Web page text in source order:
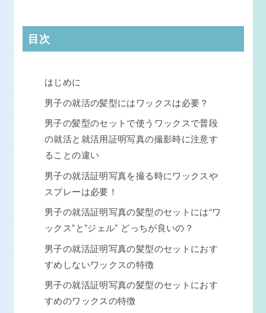
目次
はじめに
男子の就活の髪型にはワックスは必要？
男子の髪型のセットで使うワックスで普段
の就活と就活用証明写真の撮影時に注意す
ることの違い
男子の就活証明写真を撮る時にワックスや
スプレーは必要！
男子の就活証明写真の髪型のセットには“ワ
ックス”と”ジェル” どっちが良いの？
男子の就活証明写真の髪型のセットにおす
すめしないワックスの特徴
男子の就活証明写真の髪型のセットにおす
すめのワックスの特徴